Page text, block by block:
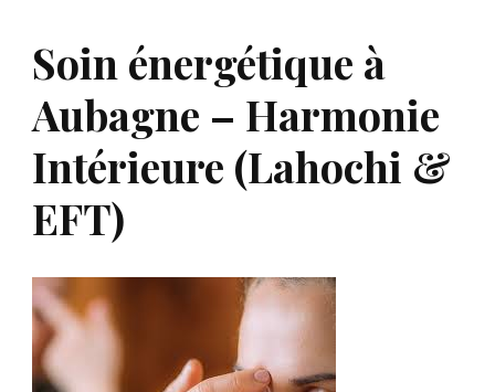
Soin énergétique à
Aubagne – Harmonie
Intérieure (Lahochi &
EFT)